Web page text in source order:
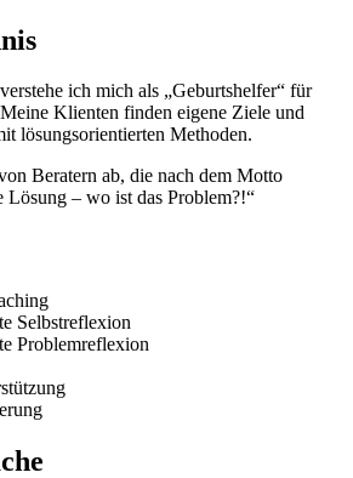
ich mich als „Geburtshelfer“ für
Klienten finden eigene Ziele und
lösungsorientierten Methoden.
Beratern ab, die nach dem Motto
Lösung – wo ist das Problem?!“
Selbstreflexion
Problemreflexion